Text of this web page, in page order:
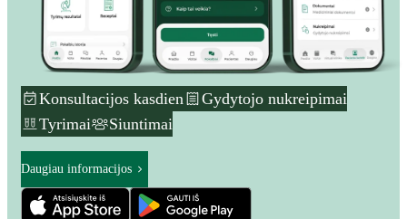
Konsultacijos kasdien
Gydytojo nukreipimai
Tyrimai
Siuntimai
Daugiau informacijos